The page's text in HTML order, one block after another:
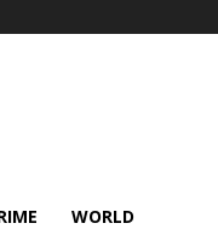
WORLD